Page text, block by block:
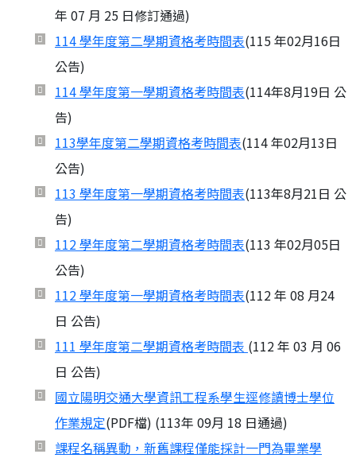
年 07 月 25 日修訂通過)
114 學年度第二學期資格考時間表(115 年02月16日
公告)
114 學年度第一學期資格考時間表(114年8月19日 公
告)
113學年度第二學期資格考時間表(114 年02月13日
公告)
113 學年度第一學期資格考時間表(113年8月21日 公
告)
112 學年度第二學期資格考時間表(113 年02月05日
公告)
112 學年度第一學期資格考時間表(112 年 08 月24
日 公告)
111 學年度第二學期資格考時間表 (112 年 03 月 06
日 公告)
國立陽明交通大學資訊工程系學生逕修讀博士學位
作業規定(PDF檔) (113年 09月 18 日通過)
課程名稱異動，新舊課程僅能採計一門為畢業學